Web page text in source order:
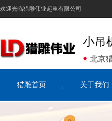
欢迎光临猎雕伟业起重有限公司
小吊
北京
猎雕首页 关于我们